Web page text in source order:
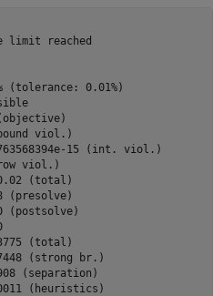
limit reached
(tolerance: 0.01%)
viol.)
15 (int. viol.)
viol.)
(total)
(presolve)
(postsolve)
(total)
(strong br.)
(separation)
(heuristics)